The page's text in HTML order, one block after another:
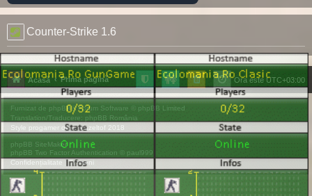
Counter-Strike 1.6
Acasă Prima pagină Ora este UTC+03:00
Furnizat de phpBB® Forum Software © phpBB Limited
Translation/Traducere: phpBB România
Style progamer de ©Mazeltof 2018
phpBB SiteMaker
phpBB Two Factor Authentication © paul999
Confidențialitate |Termeni